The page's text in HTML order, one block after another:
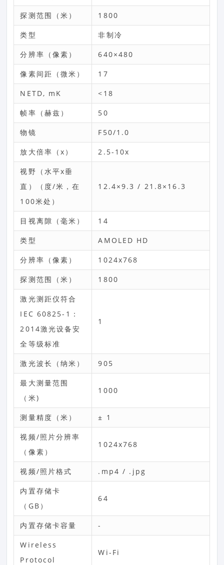
探测范围（米） 1800
类型 非制冷
分辨率（像素） 640×480
像素间距（微米） 17
NETD, mK <18
帧率（赫兹） 50
物镜 F50/1.0
放大倍率（x） 2.5-10x
视野（水平x垂
直）（度/米，在
100米处）
12.4×9.3 / 21.8×16.3
目视离隙（毫米） 14
类型 AMOLED HD
分辨率（像素） 1024x768
探测范围（米） 1800
激光测距仪符合
IEC 60825-1：
2014激光设备安
全等级标准
1
激光波长（纳米） 905
最大测量范围
（米)
1000
测量精度（米） ± 1
视频/照片分辨率
（像素）
1024x768
视频/照片格式 .mp4 / .jpg
内置存储卡
（GB）
64
内置存储卡容量 -
Wireless
Protocol
Wi-Fi